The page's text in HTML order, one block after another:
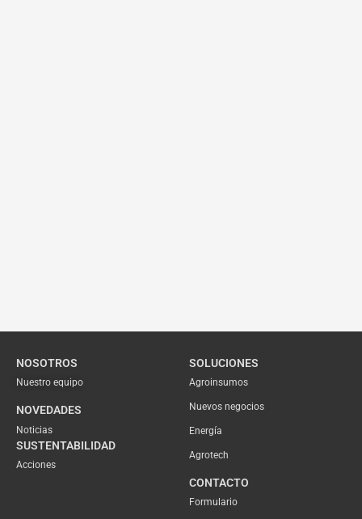
NOSOTROS
Nuestro equipo
NOVEDADES
Noticias
SUSTENTABILIDAD
Acciones
SOLUCIONES
Agroinsumos
Nuevos negocios
Energía
Agrotech
CONTACTO
Formulario